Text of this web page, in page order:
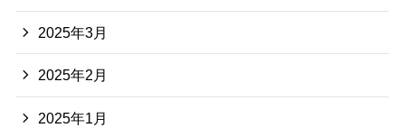
2025年3月
2025年2月
2025年1月